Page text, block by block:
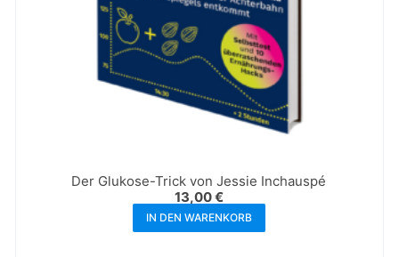
Der Glukose-Trick von Jessie Inchauspé
13,00€
IN DEN WARENKORB